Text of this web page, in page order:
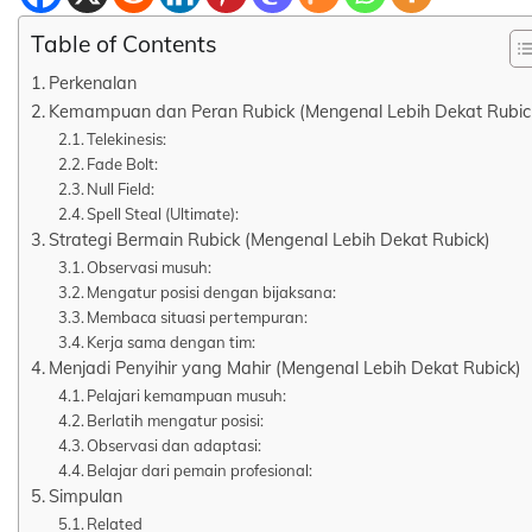
Table of Contents
Perkenalan
Kemampuan dan Peran Rubick (Mengenal Lebih Dekat
Telekinesis:
Fade Bolt:
Null Field:
Spell Steal (Ultimate):
Strategi Bermain Rubick (Mengenal Lebih Dekat Rubick)
Observasi musuh:
Mengatur posisi dengan bijaksana:
Membaca situasi pertempuran:
Kerja sama dengan tim:
Menjadi Penyihir yang Mahir (Mengenal Lebih Dekat Rubick)
Pelajari kemampuan musuh:
Berlatih mengatur posisi:
Observasi dan adaptasi:
Belajar dari pemain profesional:
Simpulan
Related